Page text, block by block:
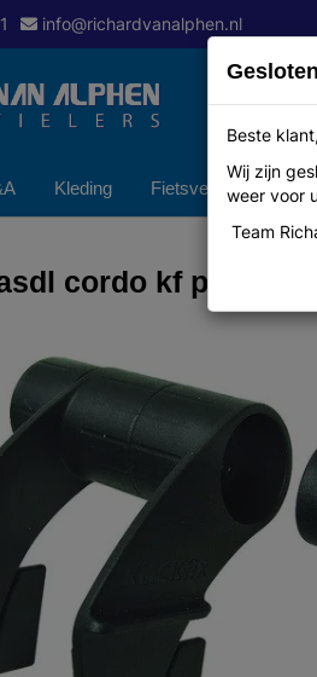
info@richardvanalphen.nl
Kleding Fietsverzekering
cordo kf phone
Beste klant,
Wij zijn
weer voor
Team